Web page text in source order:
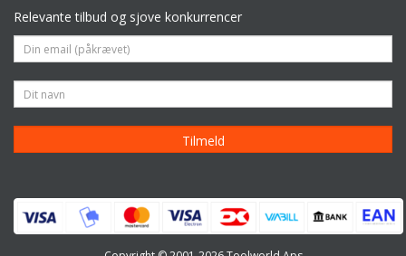
Relevante tilbud og sjove konkurrencer